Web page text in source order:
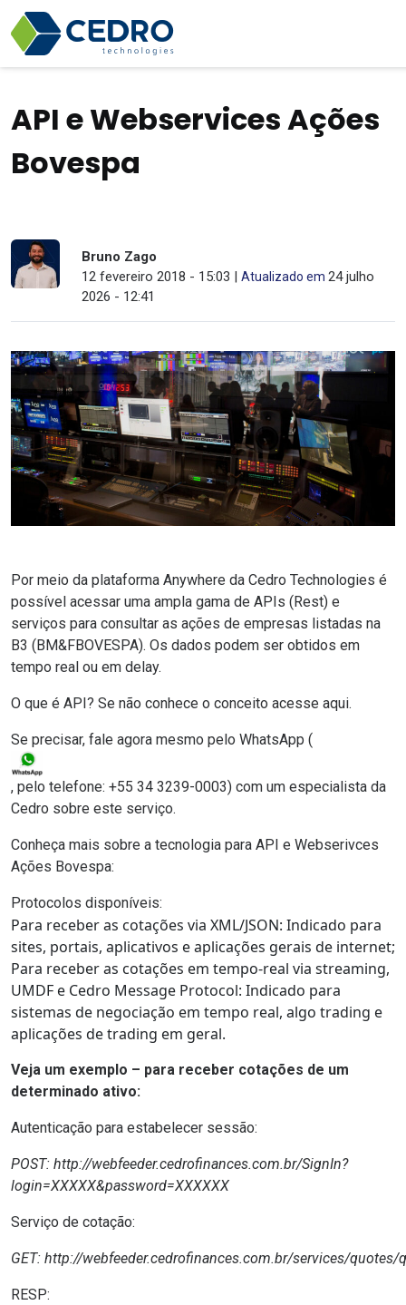
API e Webservices Ações
Bovespa
Bruno Zago
12 fevereiro 2018 - 15:03 |Atualizado em24 julho
2026 - 12:41
Por meio da plataforma Anywhere da Cedro Technologies é
possível acessar uma ampla gama de APIs (Rest) e
serviços para consultar as ações de empresas listadas na
B3 (BM&FBOVESPA). Os dados podem ser obtidos em
tempo real ou em delay.
O que é API? Se não conhece o conceito acesse aqui.
Se precisar, fale agora mesmo pelo WhatsApp (
, pelo telefone: +55 34 3239-0003) com um especialista da
Cedro sobre este serviço.
Conheça mais sobre a tecnologia para API e Webserivces
Ações Bovespa:
Protocolos disponíveis:
Para receber as cotações via XML/JSON: Indicado para
sites, portais, aplicativos e aplicações gerais de internet;
Para receber as cotações em tempo-real via streaming,
UMDF e Cedro Message Protocol: Indicado para
sistemas de negociação em tempo real, algo trading e
aplicações de trading em geral.
Veja um exemplo – para receber cotações de um
determinado ativo:
Autenticação para estabelecer sessão:
POST: http://webfeeder.cedrofinances.com.br/SignIn?
login=XXXXX&password=XXXXXX
Serviço de cotação:
GET: http://webfeeder.cedrofinances.com.br/services/quotes/
RESP: